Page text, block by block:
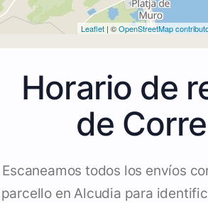
Leaflet | ©OpenStreetMap
Horario de
de
Escaneamos todos los envíos
parcello en Alcudia para